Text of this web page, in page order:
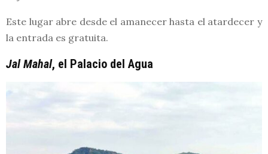
Este lugar abre desde el amanecer hasta el atardecer y
la entrada es gratuita.
Jal Mahal, el Palacio del Agua